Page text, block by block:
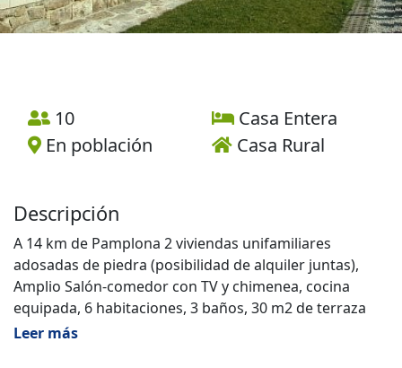
10
Casa Entera
En población
Casa Rural
Descripción
A 14 km de Pamplona 2 viviendas unifamiliares
adosadas de piedra (posibilidad de alquiler juntas),
Amplio Salón-comedor con TV y chimenea, cocina
equipada, 6 habitaciones, 3 baños, 30 m2 de terraza
cubierta, 500 m2 de zona verde, Aparcamiento exterior,
Leer más